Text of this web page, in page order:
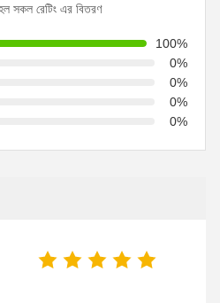
সকল রেটিং এর বিতরণ
100%
0%
0%
0%
0%